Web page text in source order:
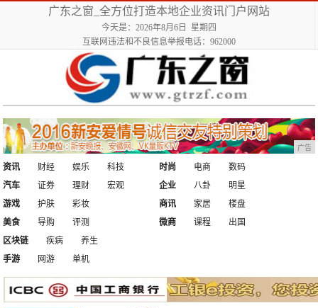
广东之窗_全方位打造本地企业资讯门户网站
今天是：2026年8月6日 星期四
互联网违法和不良信息举报电话：962000
广告
资讯 财经 娱乐
科技
汽车
证券 理财 宏观
时尚 电商
数码
企业
八卦
明星
游戏
护肤
彩妆
美食
导购 评测
商讯 家居
楼盘
微商
课程
出国
区块链
疾病
养生
手游
网游 单机